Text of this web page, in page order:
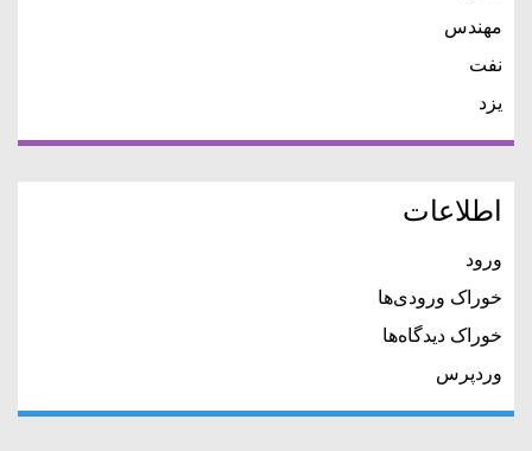
مهندس
نفت
یزد
اطلاعات
ورود
خوراک ورودی‌ها
خوراک دیدگاه‌ها
وردپرس